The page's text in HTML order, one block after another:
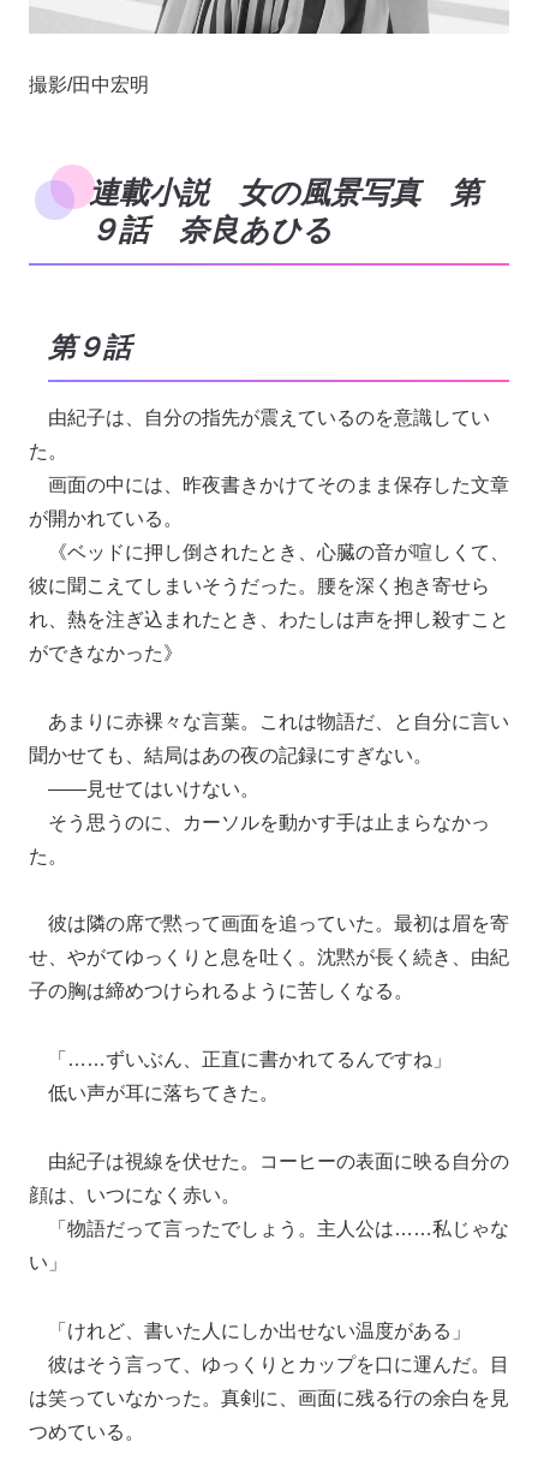
撮影/田中宏明
連載小説 女の風景写真 第
９話 奈良あひる
第９話
由紀子は、自分の指先が震えているのを意識してい
た。
画面の中には、昨夜書きかけてそのまま保存した文章
が開かれている。
《ベッドに押し倒されたとき、心臓の音が喧しくて、
彼に聞こえてしまいそうだった。腰を深く抱き寄せら
れ、熱を注ぎ込まれたとき、わたしは声を押し殺すこと
ができなかった》
あまりに赤裸々な言葉。これは物語だ、と自分に言い
聞かせても、結局はあの夜の記録にすぎない。
――見せてはいけない。
そう思うのに、カーソルを動かす手は止まらなかっ
た。
彼は隣の席で黙って画面を追っていた。最初は眉を寄
せ、やがてゆっくりと息を吐く。沈黙が長く続き、由紀
子の胸は締めつけられるように苦しくなる。
「……ずいぶん、正直に書かれてるんですね」
低い声が耳に落ちてきた。
由紀子は視線を伏せた。コーヒーの表面に映る自分の
顔は、いつになく赤い。
「物語だって言ったでしょう。主人公は……私じゃな
い」
「けれど、書いた人にしか出せない温度がある」
彼はそう言って、ゆっくりとカップを口に運んだ。目
は笑っていなかった。真剣に、画面に残る行の余白を見
つめている。